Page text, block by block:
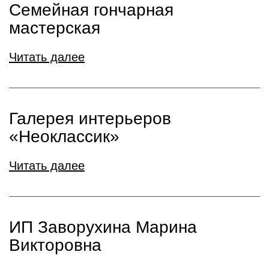
Семейная гончарная
мастерская
Читать далее
Галерея интерьеров
«Неоклассик»
Читать далее
ИП Заворухина Марина
Викторовна